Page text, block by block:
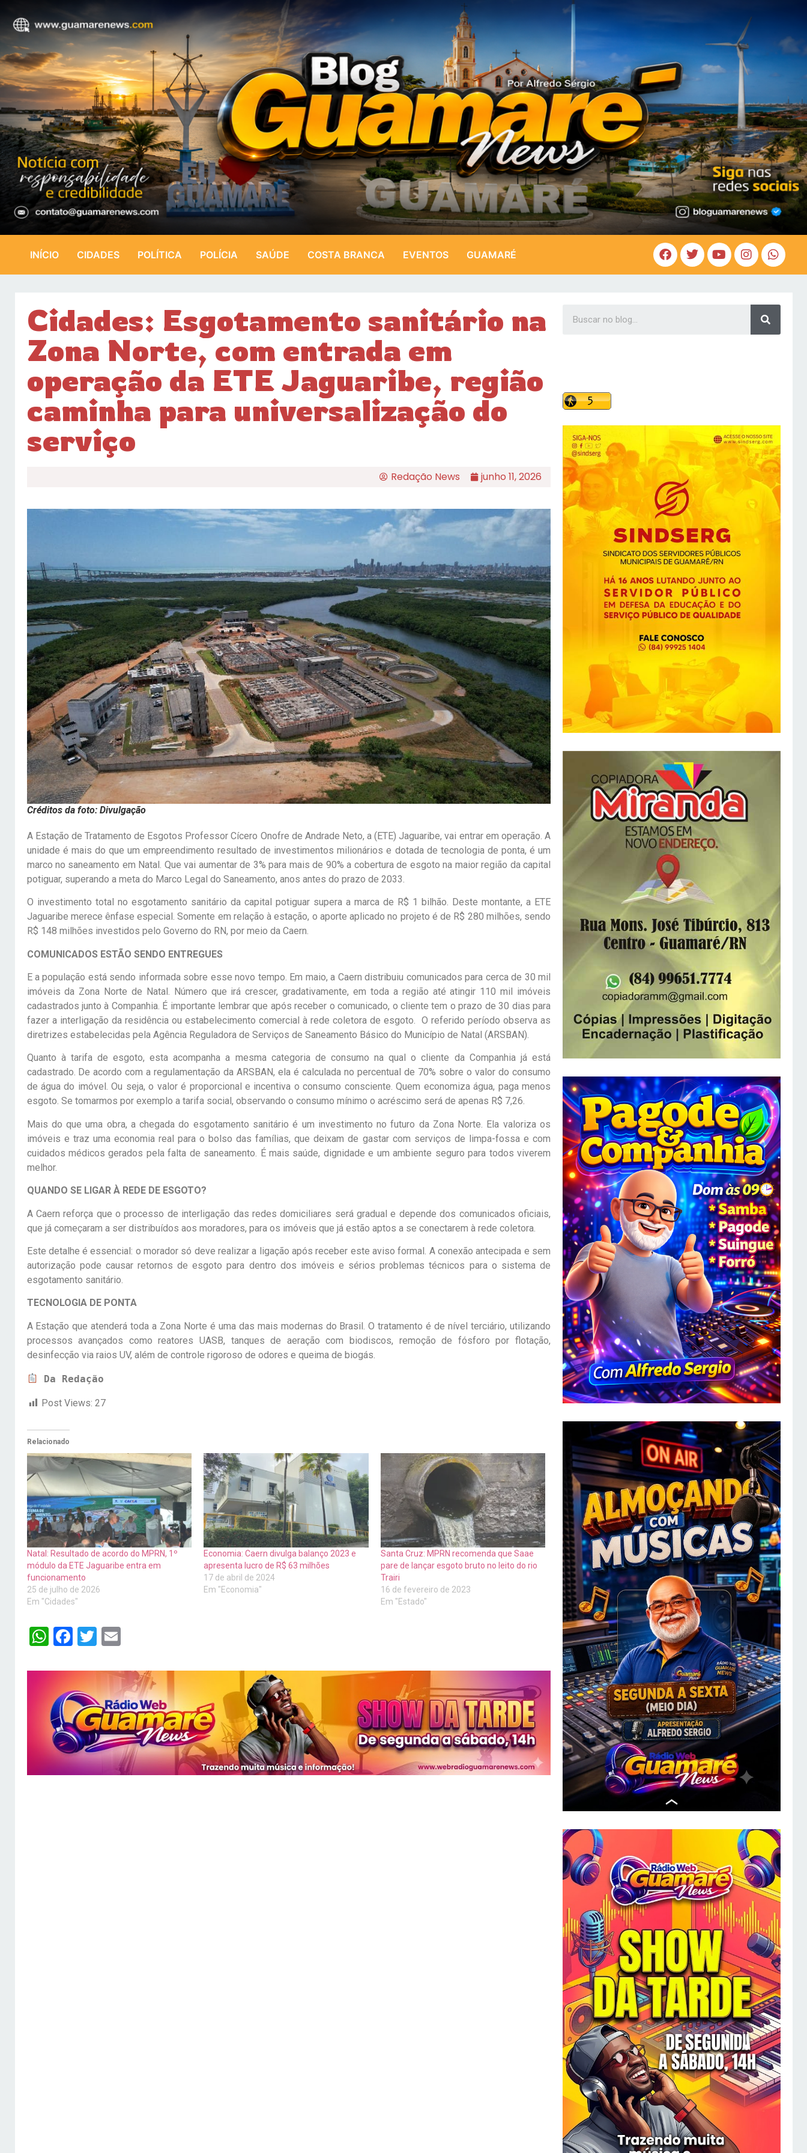
INÍCIO CIDADES POLÍTICA POLÍCIA SAÚDE COSTA BRANCA EVENTOS GUAMARÉ
Cidades: Esgotamento sanitário na
Zona Norte, com entrada em
operação da ETE Jaguaribe, região
caminha para universalização do
serviço
Redação News junho 11, 2026
Créditos da foto: Divulgação
A Estação de Tratamento de Esgotos Professor Cícero Onofre de Andrade Neto, a (ETE) Jaguaribe, vai entrar em operação. A
unidade é mais do que um empreendimento resultado de investimentos milionários e dotada de tecnologia de ponta, é um
marco no saneamento em Natal. Que vai aumentar de 3% para mais de 90% a cobertura de esgoto na maior região da capital
potiguar, superando a meta do Marco Legal do Saneamento, anos antes do prazo de 2033.
O investimento total no esgotamento sanitário da capital potiguar supera a marca de R$ 1 bilhão. Deste montante, a ETE
Jaguaribe merece ênfase especial. Somente em relação à estação, o aporte aplicado no projeto é de R$ 280 milhões, sendo
R$ 148 milhões investidos pelo Governo do RN, por meio da Caern.
COMUNICADOS ESTÃO SENDO ENTREGUES
E a população está sendo informada sobre esse novo tempo. Em maio, a Caern distribuiu comunicados para cerca de 30 mil
imóveis da Zona Norte de Natal. Número que irá crescer, gradativamente, em toda a região até atingir 110 mil imóveis
cadastrados junto à Companhia. É importante lembrar que após receber o comunicado, o cliente tem o prazo de 30 dias para
fazer a interligação da residência ou estabelecimento comercial à rede coletora de esgoto. O referido período observa as
diretrizes estabelecidas pela Agência Reguladora de Serviços de Saneamento Básico do Município de Natal (ARSBAN).
Quanto à tarifa de esgoto, esta acompanha a mesma categoria de consumo na qual o cliente da Companhia já está
cadastrado. De acordo com a regulamentação da ARSBAN, ela é calculada no percentual de 70% sobre o valor do consumo
de água do imóvel. Ou seja, o valor é proporcional e incentiva o consumo consciente. Quem economiza água, paga menos
esgoto. Se tomarmos por exemplo a tarifa social, observando o consumo mínimo o acréscimo será de apenas R$ 7,26.
Mais do que uma obra, a chegada do esgotamento sanitário é um investimento no futuro da Zona Norte. Ela valoriza os
imóveis e traz uma economia real para o bolso das famílias, que deixam de gastar com serviços de limpa-fossa e com
cuidados médicos gerados pela falta de saneamento. É mais saúde, dignidade e um ambiente seguro para todos viverem
melhor.
QUANDO SE LIGAR À REDE DE ESGOTO?
A Caern reforça que o processo de interligação das redes domiciliares será gradual e depende dos comunicados oficiais,
que já começaram a ser distribuídos aos moradores, para os imóveis que já estão aptos a se conectarem à rede coletora.
Este detalhe é essencial: o morador só deve realizar a ligação após receber este aviso formal. A conexão antecipada e sem
autorização pode causar retornos de esgoto para dentro dos imóveis e sérios problemas técnicos para o sistema de
esgotamento sanitário.
TECNOLOGIA DE PONTA
A Estação que atenderá toda a Zona Norte é uma das mais modernas do Brasil. O tratamento é de nível terciário, utilizando
processos avançados como reatores UASB, tanques de aeração com biodiscos, remoção de fósforo por flotação,
desinfecção via raios UV, além de controle rigoroso de odores e queima de biogás.
Da Redação
Post Views: 27
Relacionado
Natal: Resultado de acordo do MPRN, 1º
módulo da ETE Jaguaribe entra em
funcionamento
25 de julho de 2026
Em "Cidades"
Economia: Caern divulga balanço 2023 e
apresenta lucro de R$ 63 milhões
17 de abril de 2024
Em "Economia"
Santa Cruz: MPRN recomenda que Saae
pare de lançar esgoto bruto no leito do rio
Trairi
16 de fevereiro de 2023
Em "Estado"
WhatsApp
Facebook
Twitter
Email